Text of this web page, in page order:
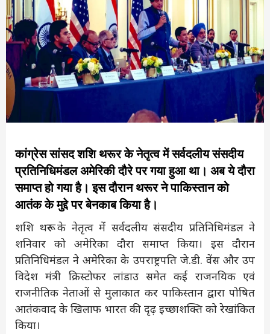
कांग्रेस सांसद शशि थरूर के नेतृत्व में सर्वदलीय संसदीय
प्रतिनिधिमंडल अमेरिकी दौरे पर गया हुआ था। अब ये दौरा
समाप्त हो गया है। इस दौरान थरूर ने पाकिस्तान को
आतंक के मुद्दे पर बेनकाब किया है।
शशि थरूर के नेतृत्व में सर्वदलीय संसदीय प्रतिनिधिमंडल ने
शनिवार को अमेरिका दौरा समाप्त किया। इस दौरान
प्रतिनिधिमंडल ने अमेरिका के उपराष्ट्रपति जे.डी. वेंस और उप
विदेश मंत्री क्रिस्टोफर लांडाउ समेत कई राजनयिक एवं
राजनीतिक नेताओं से मुलाकात कर पाकिस्तान द्वारा पोषित
आतंकवाद के खिलाफ भारत की दृढ़ इच्छाशक्ति को रेखांकित
किया।